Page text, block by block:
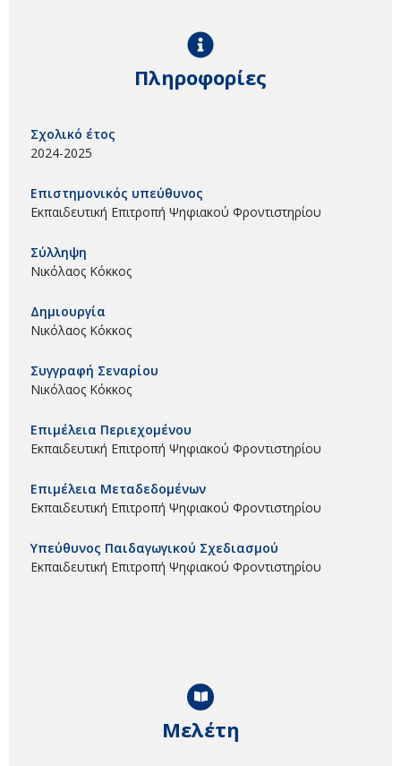
Μελέτη
Πληροφορίες
Σχολικό έτος
2024-2025
Επιστημονικός υπεύθυνος
Εκπαιδευτική Επιτροπή Ψηφιακού Φροντιστηρίου
Σύλληψη
Νικόλαος Κόκκος
Δημιουργία
Νικόλαος Κόκκος
Συγγραφή Σεναρίου
Νικόλαος Κόκκος
Επιμέλεια Περιεχομένου
Εκπαιδευτική Επιτροπή Ψηφιακού Φροντιστηρίου
Επιμέλεια Μεταδεδομένων
Εκπαιδευτική Επιτροπή Ψηφιακού Φροντιστηρίου
Υπεύθυνος Παιδαγωγικού Σχεδιασμού
Εκπαιδευτική Επιτροπή Ψηφιακού Φροντιστηρίου